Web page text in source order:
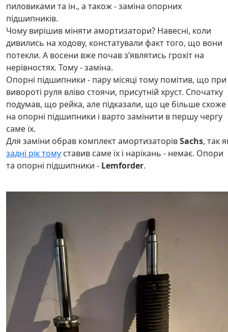
пиловиками та ін., а також - заміна опорних
підшипників.
Чому вирішив міняти амортизатори? Навесні, коли
дивились на ходову, констатували факт того, що вони
потекли. А восени вже почав зʼявлятись грохіт на
нерівностях. Тому - заміна.
Опорні підшипники - пару місяці тому помітив, що при
вивороті руля вліво стоячи, присутній хруст. Спочатку
подумав, що рейка, але підказали, що це більше схоже
на опорні підшипники і варто замінити в першу чергу
саме їх.
Для заміни обрав комплект амортизаторівSachs, так
задні рік тому ставив саме їх і нарікань - немає. Опори
та опорні підшипники - Lemforder.